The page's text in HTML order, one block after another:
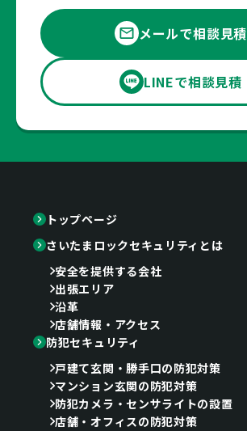
メールで相談見積
LINEで相談見積
トップページ
さいたまロックセキュリティとは
安全を提供する会社
出張エリア
沿革
店舗情報・アクセス
防犯セキュリティ
戸建て玄関・勝手口の防犯対策
マンション玄関の防犯対策
防犯カメラ・センサライトの設置
店舗・オフィスの防犯対策